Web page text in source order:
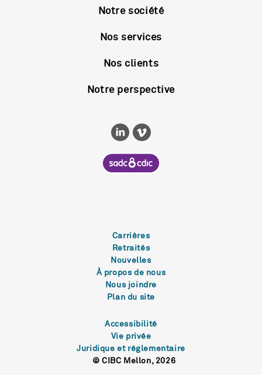
Notre société
Nos services
Nos clients
Notre perspective
Carrières
Retraités
Nouvelles
À propos de nous
Nous joindre
Plan du site
Accessibilité
Vie privée
Juridique et réglementaire
© CIBC Mellon, 2026